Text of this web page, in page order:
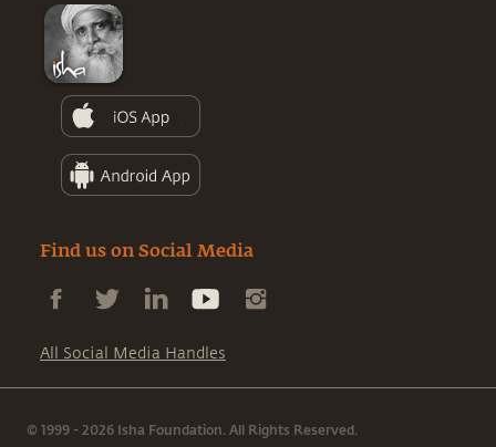
Find us on Social Media
All Social Media Handles
© 1999 - 2026 Isha Foundation. All Rights Reserved.